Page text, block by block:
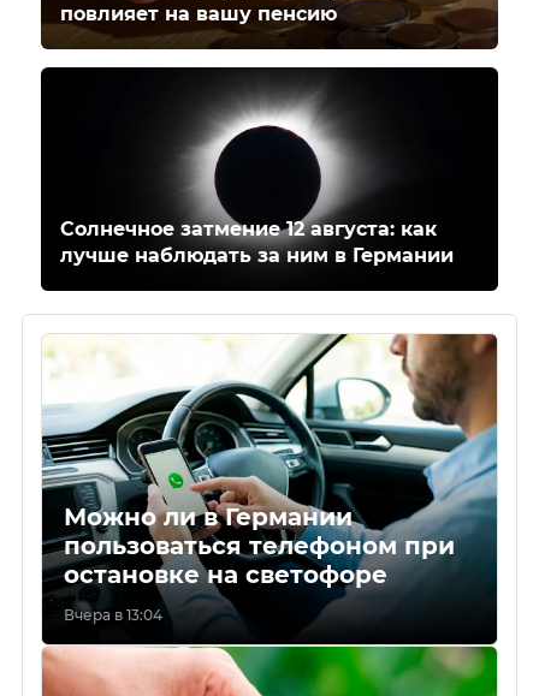
повлияет на вашу пенсию
Солнечное затмение 12 августа: как
лучше наблюдать за ним в Германии
Можно ли в Германии
пользоваться телефоном при
остановке на светофоре
Вчера в 13:04